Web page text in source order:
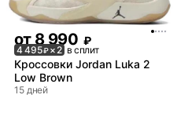
от8 990 ₽
4 495₽× 2 в сплит
Кроссовки Jordan Luka 2
Low Brown
15 дней